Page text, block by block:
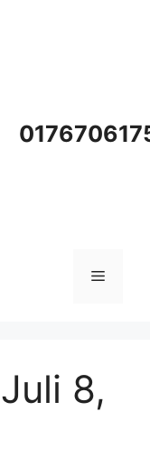
Menü
8,